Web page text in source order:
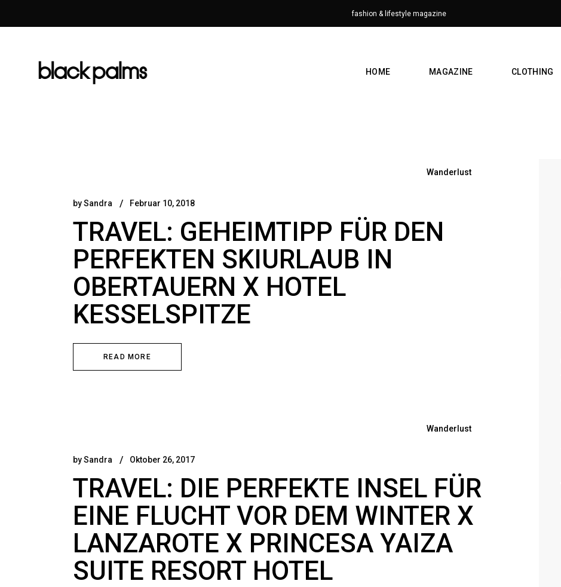
fashion & lifestyle magazine
HOME MAGAZINE CLOTHING
Wanderlust
bySandra Februar 10, 2018
TRAVEL: GEHEIMTIPP FÜR DEN
PERFEKTEN SKIURLAUB IN
OBERTAUERN X HOTEL
KESSELSPITZE
READ MORE
Wanderlust
bySandra Oktober 26, 2017
TRAVEL: DIE PERFEKTE INSEL FÜR
EINE FLUCHT VOR DEM WINTER X
LANZAROTE X PRINCESA YAIZA
SUITE RESORT HOTEL